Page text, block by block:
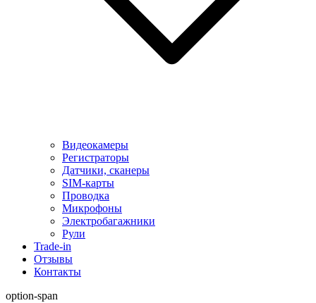
Видеокамеры
Регистраторы
Датчики, сканеры
SIM-карты
Проводка
Микрофоны
Электробагажники
Рули
Trade-in
Отзывы
Контакты
option-span